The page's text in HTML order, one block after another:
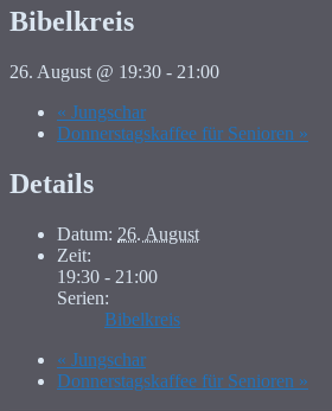
Bibelkreis
26. August @ 19:30 - 21:00
« Jungschar
Donnerstagskaffee für Senioren »
Details
Datum: 26. August
Zeit:
19:30 - 21:00
Serien:
Bibelkreis
« Jungschar
Donnerstagskaffee für Senioren »